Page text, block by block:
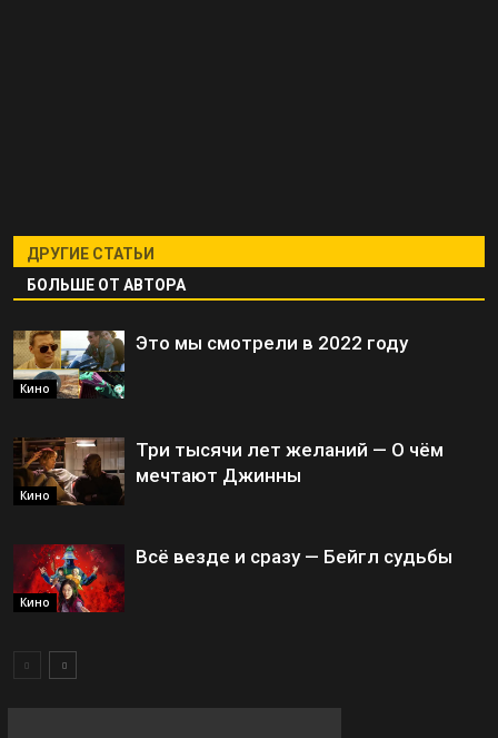
ДРУГИЕ СТАТЬИ
БОЛЬШЕ ОТ АВТОРА
Кино
Это мы смотрели в 2022 году
Кино
Три тысячи лет желаний — О чём
мечтают Джинны
Кино
Всё везде и сразу — Бейгл судьбы